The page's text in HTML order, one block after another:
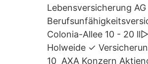
Lebensversicherung
Colonia-Allee 10 - 20
Holweide ✓
10 AXA Konzern